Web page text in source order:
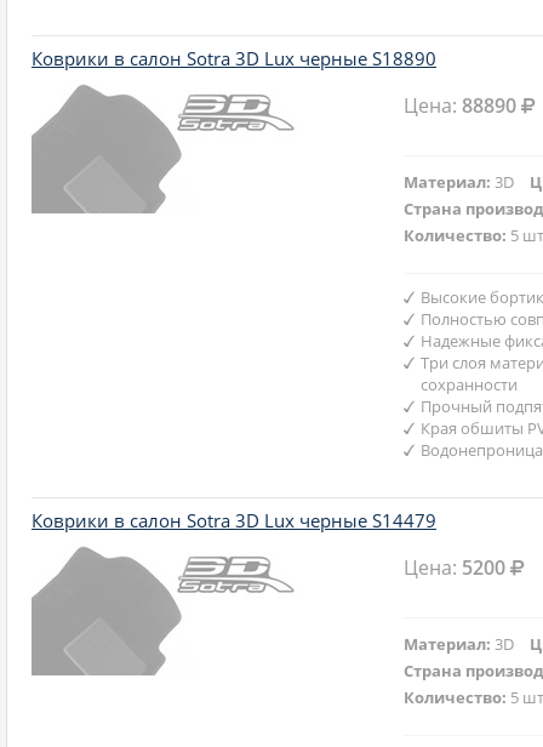
Коврики в салон Sotra 3D Lux черные S18890
Цена:88890
Материал:3D
Страна
Количество: 5
Высокие
Полностью
Надежные
Три слоя
сохранности
Прочный
Края обшиты
Коврики в салон Sotra 3D Lux черные S14479
Цена: 5200
Материал:3D
Страна
Количество: 5